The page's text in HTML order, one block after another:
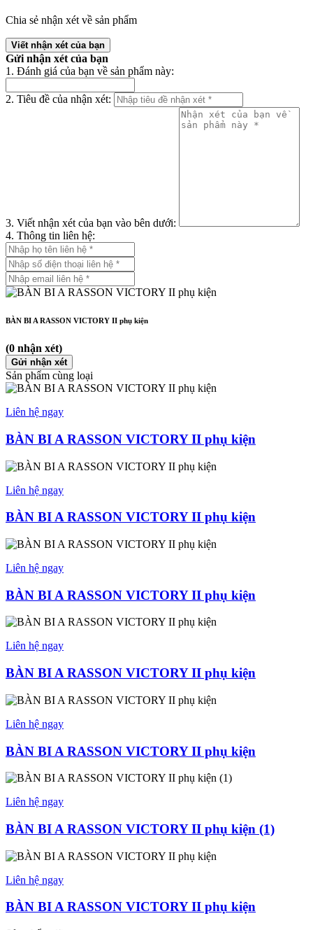
Chia sẻ nhận xét về sản phẩm
Viết nhận xét của bạn
Gửi nhận xét của bạn
1. Đánh giá của bạn về sản phẩm này:
2. Tiêu đề của nhận xét:
3. Viết nhận xét của bạn vào bên dưới:
4. Thông tin liên hệ:
BÀN BI A RASSON VICTORY II phụ kiện
(0 nhận xét)
Gửi nhận xét
Sản phẩm cùng loại
Liên hệ ngay
BÀN BI A RASSON VICTORY II phụ kiện
Liên hệ ngay
BÀN BI A RASSON VICTORY II phụ kiện
Liên hệ ngay
BÀN BI A RASSON VICTORY II phụ kiện
Liên hệ ngay
BÀN BI A RASSON VICTORY II phụ kiện
Liên hệ ngay
BÀN BI A RASSON VICTORY II phụ kiện
Liên hệ ngay
BÀN BI A RASSON VICTORY II phụ kiện (1)
Liên hệ ngay
BÀN BI A RASSON VICTORY II phụ kiện